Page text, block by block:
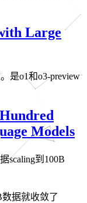
Large
是o1和o3-preview
Models
scaling到100B
数据就收敛了